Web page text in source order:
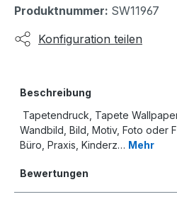
Produktnummer: SW11967
Konfiguration teilen
Beschreibung
Tapetendruck, Tapete
Wandbild, Bild, Motiv, Foto oder
Büro, Praxis, Kinderz… Mehr
Bewertungen